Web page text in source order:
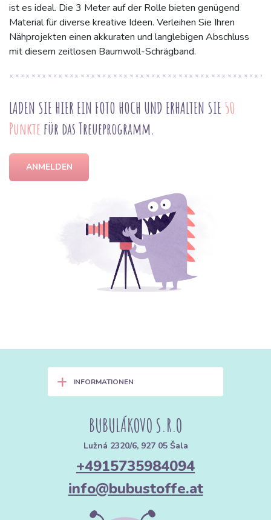
ist es ideal. Die 3 Meter auf der Rolle bieten genügend
Material für diverse kreative Ideen. Verleihen Sie Ihren
Nähprojekten einen akkuraten und langlebigen Abschluss
mit diesem zeitlosen Baumwoll-Schrägband.
LADEN SIE HIER EIN FOTO HOCH UND ERHALTEN SIE 50
Punkte für das Treueprogramm.
ANMELDEN
+ INFORMATIONEN
BUBULÁKOVO S.R.O
Lužná 2320/6, 927 05 Šala
+4915735984094
info@bubustoffe.at